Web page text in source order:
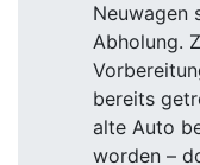
Neuwagen
Abholung.
bereits
alte Auto
worden –